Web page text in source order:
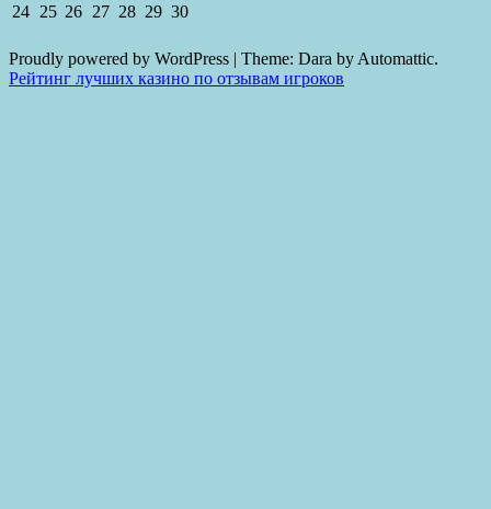
24 25 26 27 28 29 30
Proudly powered by WordPress | Theme: Dara by Automattic.
Рейтинг лучших казино по отзывам игроков